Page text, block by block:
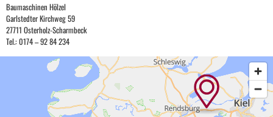
Baumaschinen Hölzel
Garlstedter Kirchweg 59
27711 Osterholz-Scharmbeck
Tel.: 0174 – 92 84 234